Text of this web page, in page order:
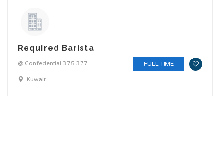
Required Barista
@ Confedential 375 377
Kuwait
FULL TIME